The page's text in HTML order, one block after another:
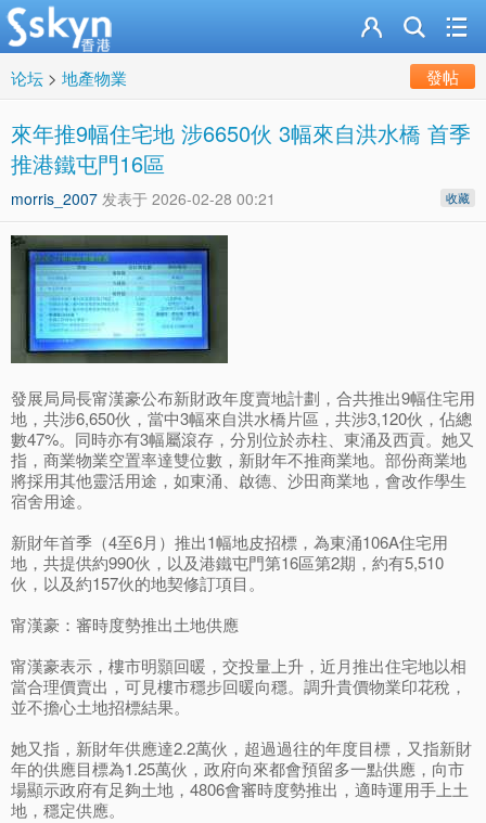
论坛 > 地產物業 發帖
來年推9幅住宅地 涉6650伙 3幅來自洪水橋 首季
推港鐵屯門16區
收藏
morris_2007 发表于 2026-02-28 00:21
發展局局長甯漢豪公布新財政年度賣地計劃，合共推出9幅住宅用
地，共涉6,650伙，當中3幅來自洪水橋片區，共涉3,120伙，佔總
數47%。同時亦有3幅屬滾存，分別位於赤柱、東涌及西貢。她又
指，商業物業空置率達雙位數，新財年不推商業地。部份商業地
將採用其他靈活用途，如東涌、啟德、沙田商業地，會改作學生
宿舍用途。
新財年首季（4至6月）推出1幅地皮招標，為東涌106A住宅用
地，共提供約990伙，以及港鐵屯門第16區第2期，約有5,510
伙，以及約157伙的地契修訂項目。
甯漢豪：審時度勢推出土地供應
甯漢豪表示，樓市明顥回暖，交投量上升，近月推出住宅地以相
當合理價賣出，可見樓市穩步回暖向穩。調升貴價物業印花稅，
並不擔心土地招標結果。
她又指，新財年供應達2.2萬伙，超過過往的年度目標，又指新財
年的供應目標為1.25萬伙，政府向來都會預留多一點供應，向市
場顯示政府有足夠土地，4806會審時度勢推出，適時運用手上土
地，穩定供應。